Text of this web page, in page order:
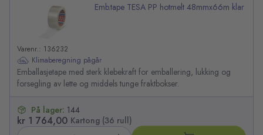
Emb.tape TESA PP hotmelt 48mmx66m klar
Varenr.: 136232
Klimaberegning pågår
Emballasjetape med sterk klebekraft for emballering, lukking og
forsegling av lette og middels tunge fraktbokser.
kr 1 764,00 Kartong (36 rull)
På lager: 144